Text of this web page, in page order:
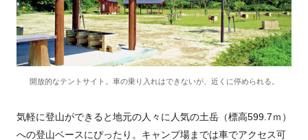
開放的なテントサイト。車の乗り入れはできないが、近くに停められる。
気軽に登山ができると地元の人々に人気の土岳（標高599.7ｍ）
への登山ベースにぴったり。キャンプ場までは車でアクセス可